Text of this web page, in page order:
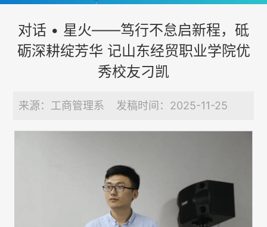
对话 • 星火——笃行不怠启新程，砥
砺深耕绽芳华 记山东经贸职业学院优
秀校友刁凯
来源：工商管理系 发稿时间：2025-11-25